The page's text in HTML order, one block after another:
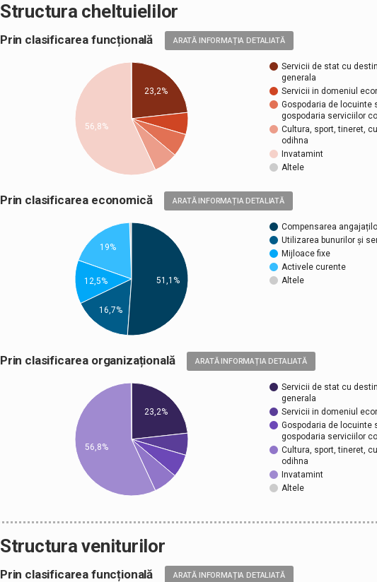
Structura cheltuielilor
Prin clasificarea funcțională ARATĂ INFORMAȚIA DETALIATĂ
Servicii de stat cu
generala
Servicii in domeniul
Gospodaria de locuinte
gospodaria serviciilor
Cultura, sport, tineret,
odihna
Invatamint
Altele
23,2%
56,8%
Prin clasificarea economică ARATĂ INFORMAȚIA DETALIATĂ
Compensarea
Utilizarea bunurilor și
Mijloace fixe
Activele curente
Altele
19%
12,5%
16,7%
51,1%
Prin clasificarea organizațională ARATĂ INFORMAȚIA DETALIATĂ
Servicii de stat cu
generala
Servicii in domeniul
Gospodaria de locuinte
gospodaria serviciilor
Cultura, sport, tineret,
odihna
Invatamint
Altele
23,2%
56,8%
Structura veniturilor
Prin clasificarea funcțională ARATĂ INFORMAȚIA DETALIATĂ